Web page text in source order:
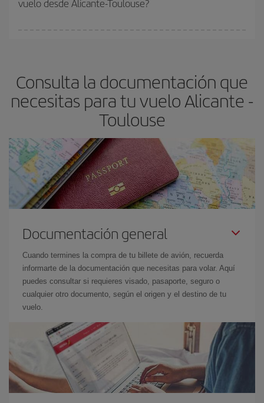
vuelo desde Alicante-Toulouse?
Consulta la documentación que
necesitas para tu vuelo Alicante -
Toulouse
Documentación general
Cuando termines la compra de tu billete de avión, recuerda
informarte de la documentación que necesitas para volar. Aquí
puedes consultar si requieres visado, pasaporte, seguro o
cualquier otro documento, según el origen y el destino de tu
vuelo.